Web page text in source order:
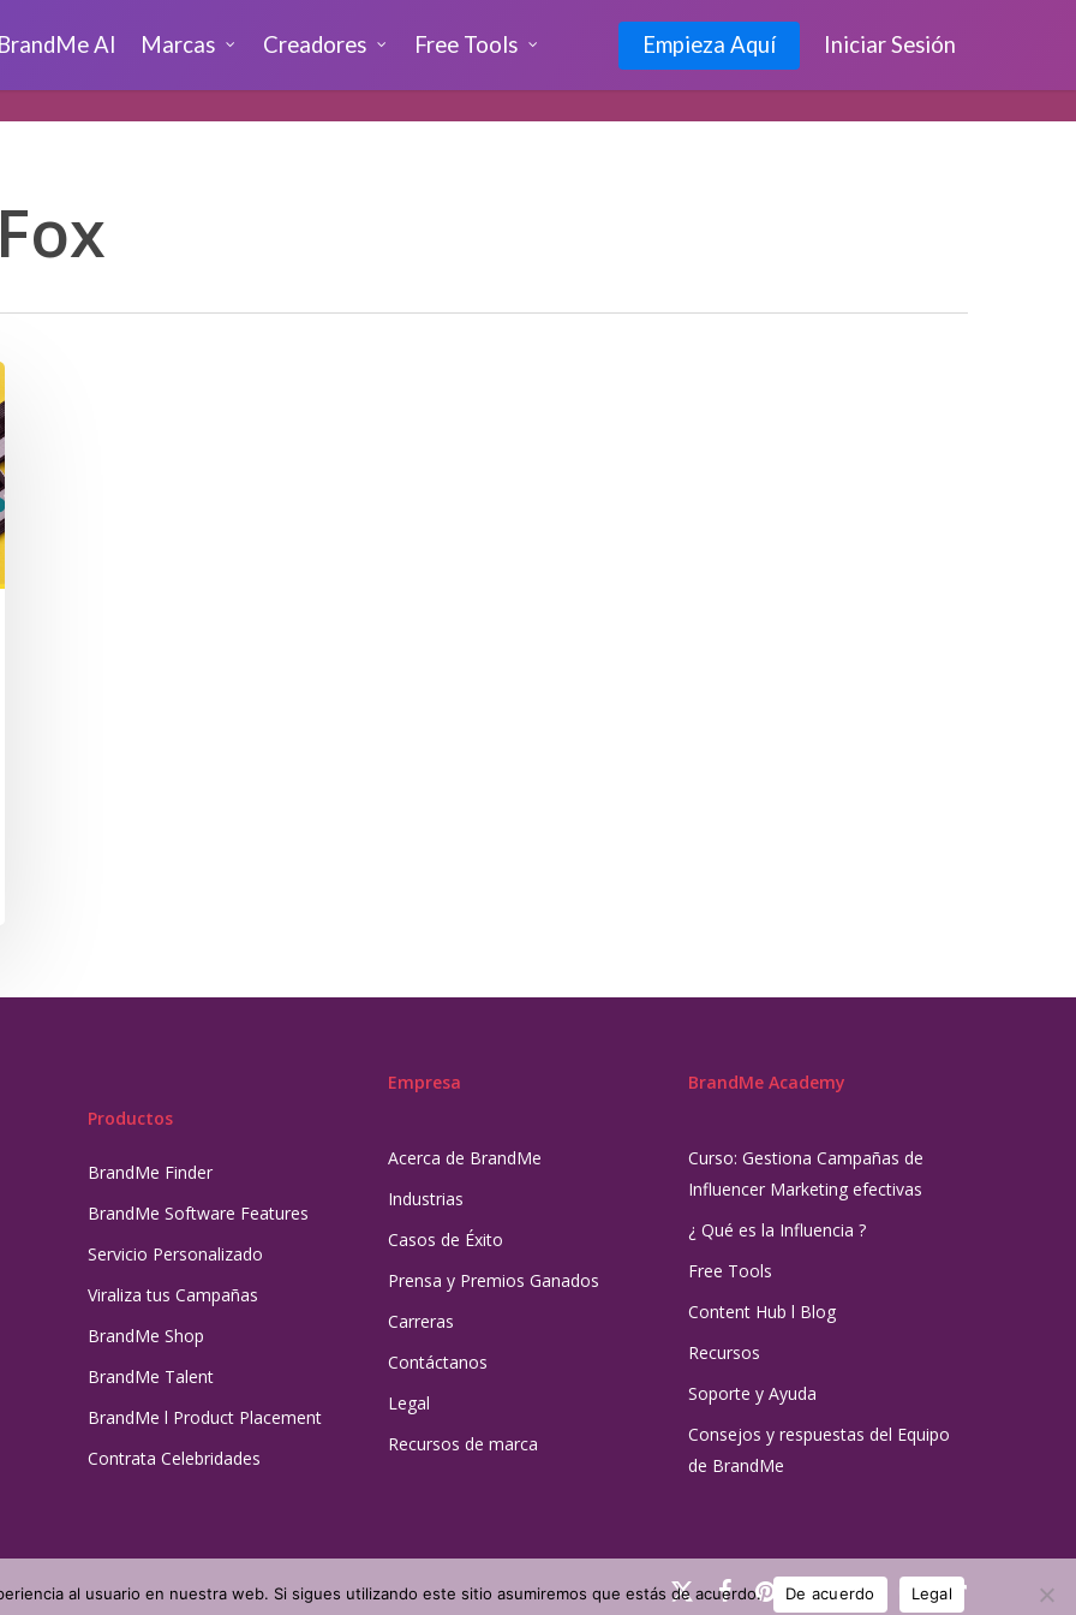
BrandMe AI Marcas Creadores Free Tools Empieza Aquí Iniciar Sesión
Productos
BrandMe Finder
BrandMe Software Features
Servicio Personalizado
Viraliza tus Campañas
BrandMe Shop
BrandMe Talent
BrandMe l Product Placement
Contrata Celebridades
Empresa
Acerca de BrandMe
Industrias
Casos de Éxito
Prensa y Premios Ganados
Carreras
Contáctanos
Legal
Recursos de marca
BrandMe Academy
Curso: Gestiona Campañas de
Influencer Marketing efectivas
¿ Qué es la Influencia ?
Free Tools
Content Hub l Blog
Recursos
Soporte y Ayuda
Consejos y respuestas del Equipo
de BrandMe
x-
facebookpinterestlinkedinyoutube instagram
tiktok
al usuario en nuestra web. Si sigues utilizando este sitio asumiremos que estás de acuerdo. De acuerdo Legal